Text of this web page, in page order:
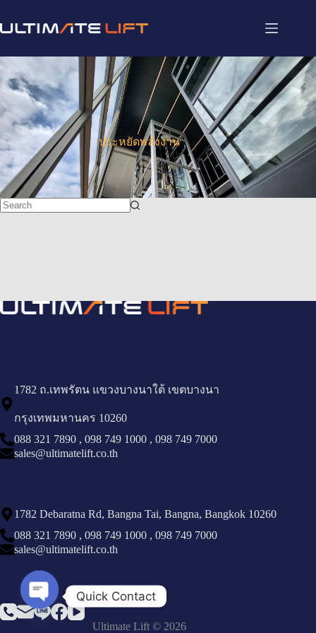
ประหยัดพลังงาน
1782 ถ.เทพรัตน แขวงบางนาใต้ เขตบางนา
กรุงเทพมหานคร 10260
088 321 7890 , 098 749 1000 , 098 749 7000
sales@ultimatelift.co.th
1782 Debaratna Rd, Bangna Tai, Bangna, Bangkok 10260
088 321 7890 , 098 749 1000 , 098 749 7000
sales@ultimatelift.co.th
Ultimate Lift © 2026
Quick Contact
Open chaty